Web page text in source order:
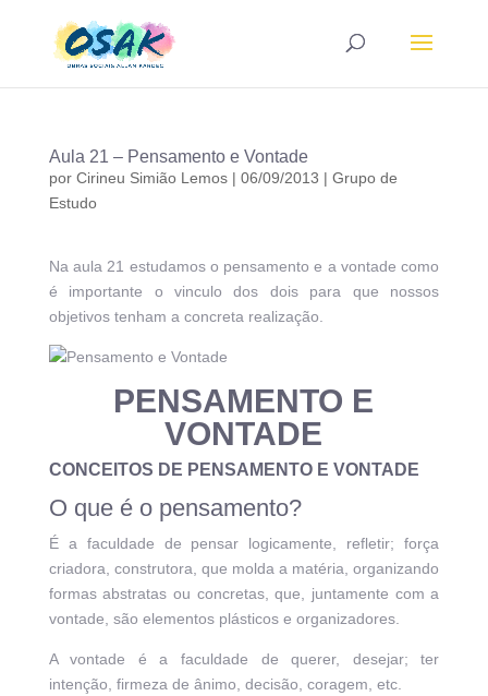
Aula 21 – Pensamento e Vontade
por Cirineu Simião Lemos| 06/09/2013 | Grupo de
Estudo
Na aula 21 estudamos o pensamento e a vontade como
é importante o vinculo dos dois para que nossos
objetivos tenham a concreta realização.
PENSAMENTO E
VONTADE
CONCEITOS DE PENSAMENTO E VONTADE
O que é o pensamento?
É a faculdade de pensar logicamente, refletir; força
criadora, construtora, que molda a matéria, organizando
formas abstratas ou concretas, que, juntamente com a
vontade, são elementos plásticos e organizadores.
A vontade é a faculdade de querer, desejar; ter
intenção, firmeza de ânimo, decisão, coragem, etc.